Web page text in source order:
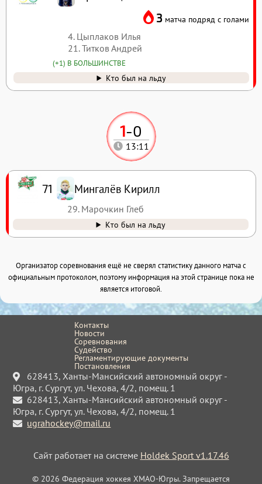
1-0
13:11
71 Мингалёв Кирилл
29. Марочкин Глеб
Кто был на льду
3 матча подряд с голами
4. Цыплаков Илья
21. Титков Андрей
(+1) В БОЛЬШИНСТВЕ
Кто был на льду
Организатор соревнования ещё не сверял статистику данного матча с
официальным протоколом, поэтому информация на этой странице пока не
является итоговой.
Контакты
Новости
Соревнования
Судейство
Регламентирующие документы
Постановления
628413, Ханты-Мансийский автономный округ -
Югра, г. Сургут, ул. Чехова, 4/2, помещ. 1
628413, Ханты-Мансийский автономный округ -
Югра, г. Сургут, ул. Чехова, 4/2, помещ. 1
ugrahockey@mail.ru
Сайт работает на системе Holdek Sport v1.17.46
© 2026 Федерация хоккея ХМАО-Югры. Запрещается